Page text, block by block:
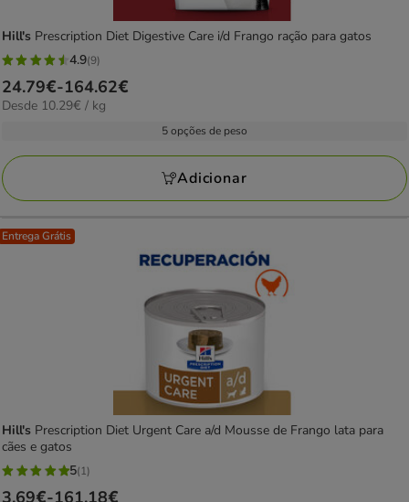
Hill's Prescription Diet Digestive Care i/d Frango ração para gatos
4.9
estrelas
com
avaliações
4.9(9)
Preço
de
164.62€
24.79€-164.62€
10.29€
Desde 10.29€ / kg
5 opções de peso
Adicionar
Entrega Grátis
Hill's Prescription Diet Urgent Care a/d Mousse de Frango lata para
cães e gatos
5
5(1)
Preço
3.69€-161.18€